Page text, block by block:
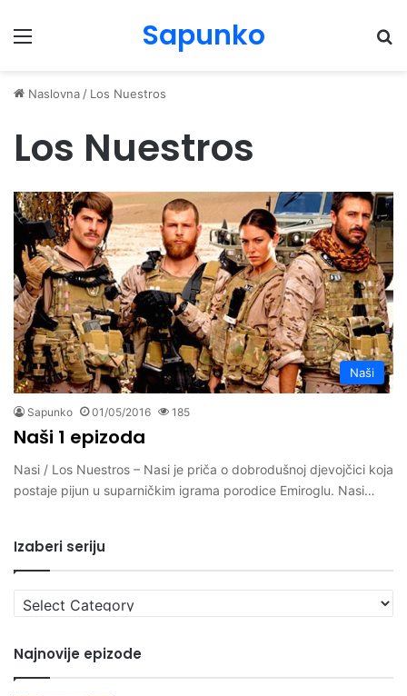
Menu Sapunko
Naslovna / Los Nuestros
Los Nuestros
Naši
Sapunko 01/05/2016 185
Naši 1 epizoda
Nasi / Los Nuestros – Nasi je priča o dobrodušnoj djevojčici koja
postaje pijun u suparničkim igrama porodice Emiroglu. Nasi…
Izaberi seriju
Izaberi
seriju
Najnovije epizode